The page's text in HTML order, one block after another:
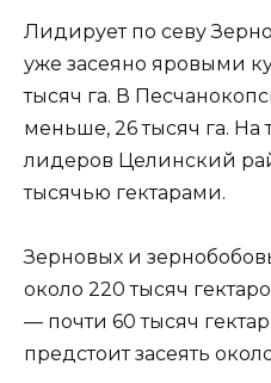
Лидирует по севу
уже засеяно яровыми
тысяч га. В
меньше, 26 тысяч га. На
лидеров Целинский
тысячью гектарами.
Зерновых и
около 220 тысяч
— почти 60 тысяч
предстоит засеять